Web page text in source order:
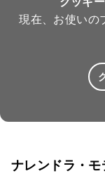
現在、お使いの
ナレンドラ・モ